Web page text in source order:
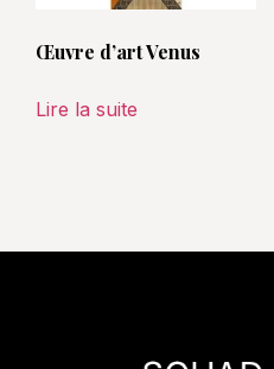
Œuvre d’art Venus
Lire la suite